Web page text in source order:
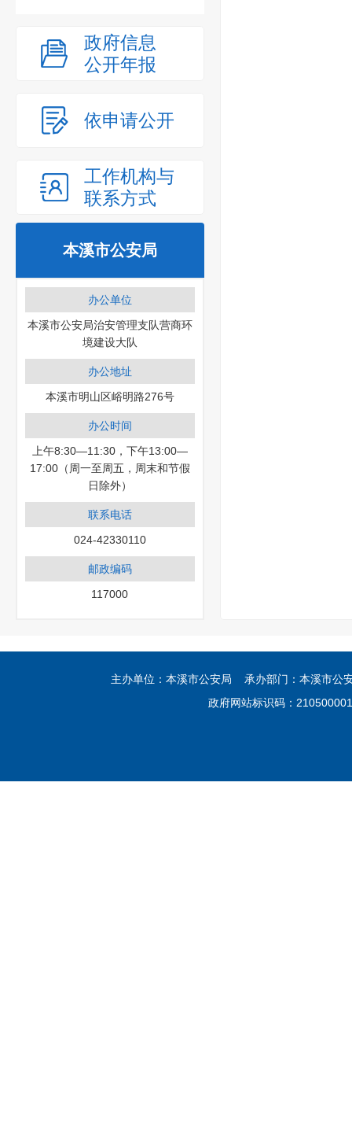
政府信息
公开年报
依申请公开
工作机构与
联系方式
本溪市公安局
办公单位
本溪市公安局治安管理支队营商环
境建设大队
办公地址
本溪市明山区峪明路276号
办公时间
上午8:30—11:30，下午13:00—
17:00（周一至周五，周末和节假
日除外）
联系电话
024-42330110
邮政编码
117000
主办单位：本溪市公安局 承办部门：本溪市
政府网站标识码：